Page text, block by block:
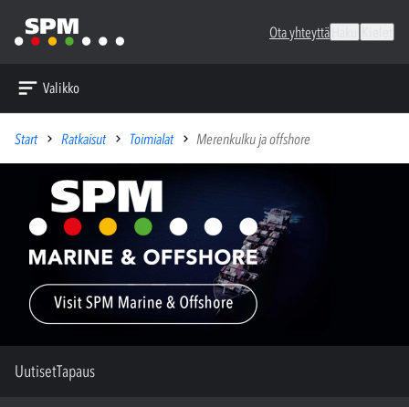
Ota yhteyttä
Valikko
Start Ratkaisut Toimialat Merenkulku ja offshore
UutisetTapaus